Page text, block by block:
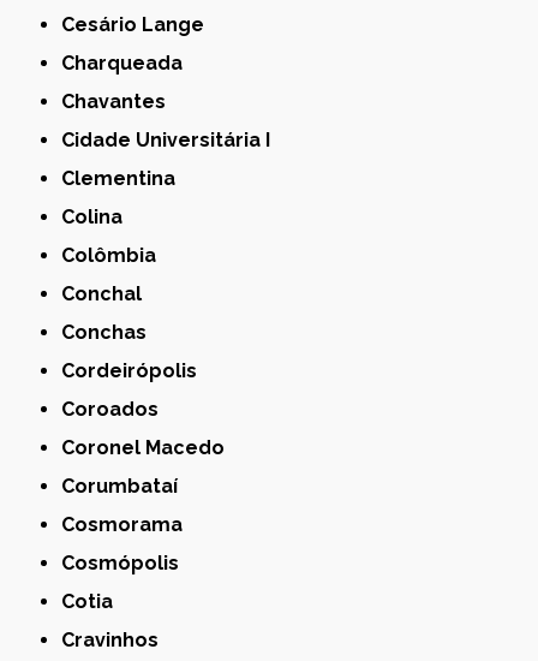
Cesário Lange
Charqueada
Chavantes
Cidade Universitária I
Clementina
Colina
Colômbia
Conchal
Conchas
Cordeirópolis
Coroados
Coronel Macedo
Corumbataí
Cosmorama
Cosmópolis
Cotia
Cravinhos